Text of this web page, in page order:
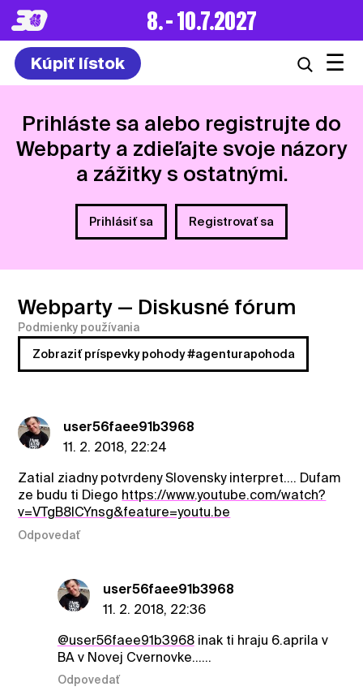
8. – 10.7.2027
Kúpiť lístok ☰
Prihláste sa alebo registrujte do
Webparty a zdieľajte svoje názory
a zážitky s ostatnými.
Prihlásiť sa Registrovať sa
Webparty — Diskusné fórum
Podmienky používania
Zobraziť príspevky pohody #agenturapohoda
user56faee91b3968
11. 2. 2018, 22:24
Zatial ziadny potvrdeny Slovensky interpret.... Dufam
ze budu ti Diego https://www.youtube.com/watch?
v=VTgB8ICYnsg&feature=youtu.be
Odpovedať
user56faee91b3968
11. 2. 2018, 22:36
@user56faee91b3968inak ti hraju 6.aprila v
BA v Novej Cvernovke......
Odpovedať